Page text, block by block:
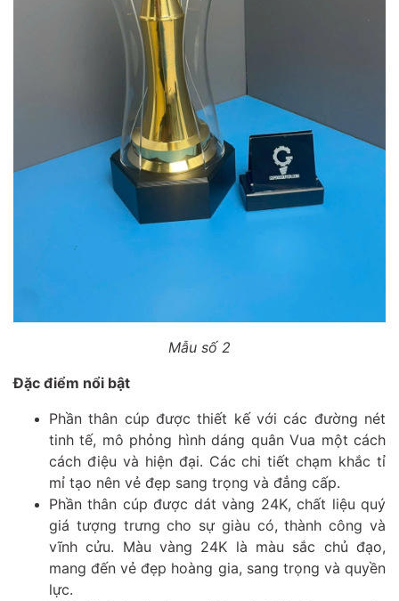
Mẫu số 2
Đặc điểm nổi bật
Phần thân cúp được thiết kế với các đường nét
tinh tế, mô phỏng hình dáng quân Vua một cách
cách điệu và hiện đại. Các chi tiết chạm khắc tỉ
mỉ tạo nên vẻ đẹp sang trọng và đẳng cấp.
Phần thân cúp được dát vàng 24K, chất liệu quý
giá tượng trưng cho sự giàu có, thành công và
vĩnh cửu. Màu vàng 24K là màu sắc chủ đạo,
mang đến vẻ đẹp hoàng gia, sang trọng và quyền
lực.